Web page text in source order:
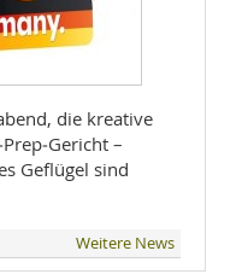
die kreative
–
Geflügel sind
Weitere News